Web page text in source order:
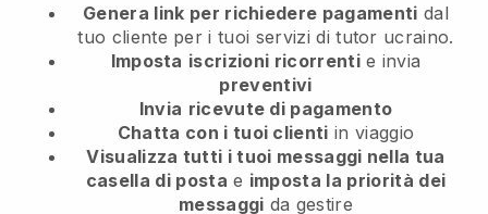
Genera link per richiedere pagamenti dal
tuo cliente per i tuoi servizi di tutor ucraino.
Imposta iscrizioni ricorrentie invia
preventivi
Invia ricevute di pagamento
Chatta con i tuoi clienti in viaggio
Visualizza tutti i tuoi messaggi nella tua
casella di posta e imposta la priorità dei
messaggi da gestire